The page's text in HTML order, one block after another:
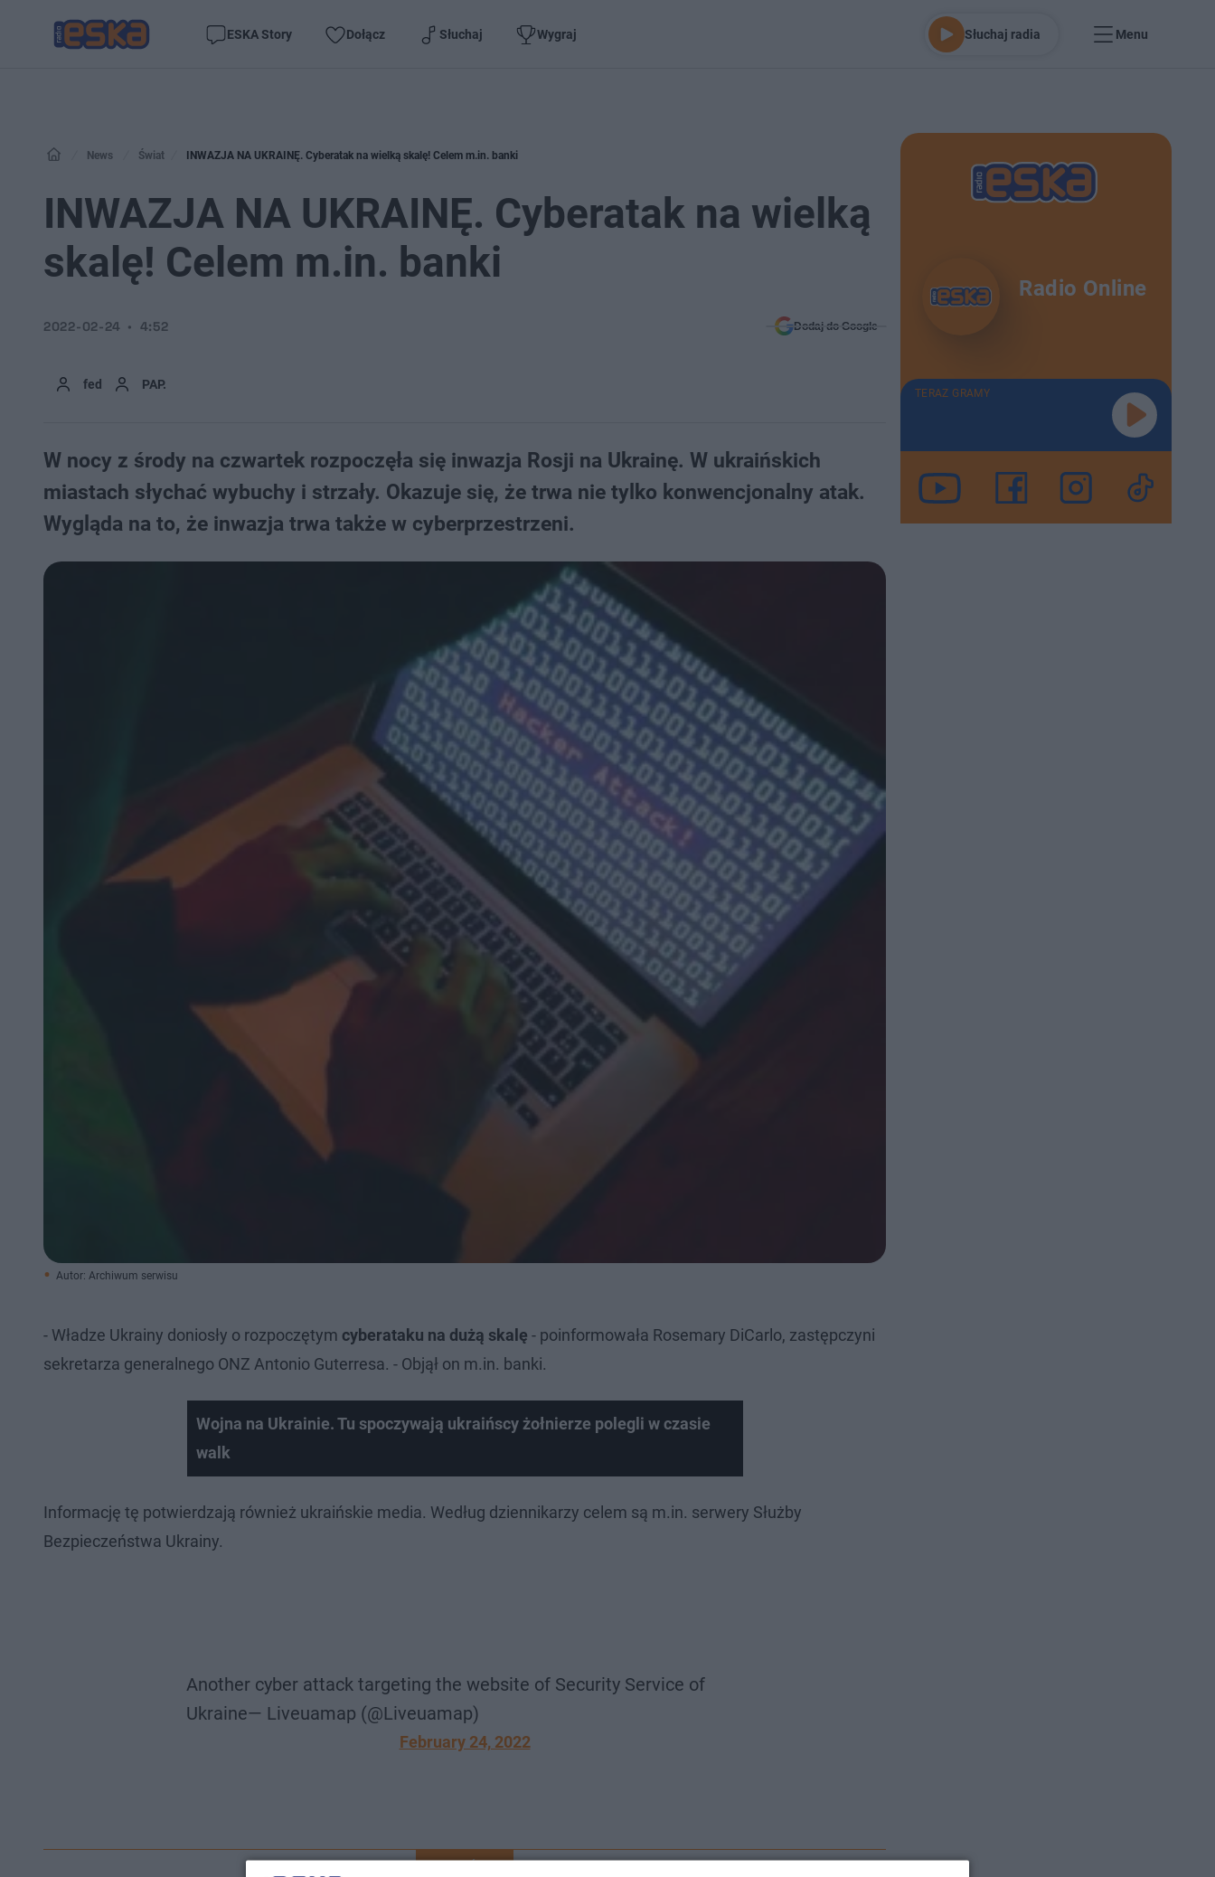
ESKA Story Dołącz Słuchaj Wygraj Słuchaj radia Menu
News Świat INWAZJA NA UKRAINĘ. Cyberatak na wielką skalę! Celem m.in. banki
INWAZJA NA UKRAINĘ. Cyberatak na wielką
skalę! Celem m.in. banki
fed PAP.
2022-02-24 4:52 Dodaj do Google
W nocy z środy na czwartek rozpoczęła się inwazja Rosji na Ukrainę. W ukraińskich
miastach słychać wybuchy i strzały. Okazuje się, że trwa nie tylko konwencjonalny atak.
Wygląda na to, że inwazja trwa także w cyberprzestrzeni.
Autor: Archiwum serwisu
- Władze Ukrainy doniosły o rozpoczętym cyberataku na dużą skalę - poinformowała Rosemary DiCarlo, zastępczyni
sekretarza generalnego ONZ Antonio Guterresa. - Objął on m.in. banki.
Wojna na Ukrainie. Tu spoczywają ukraińscy żołnierze polegli w czasie
walk
Informację tę potwierdzają również ukraińskie media. Według dziennikarzy celem są m.in. serwery Służby
Bezpieczeństwa Ukrainy.
Another cyber attack targeting the website of Security Service of
Ukraine— Liveuamap (@Liveuamap)
February 24, 2022
Radio Online
TERAZ GRAMY